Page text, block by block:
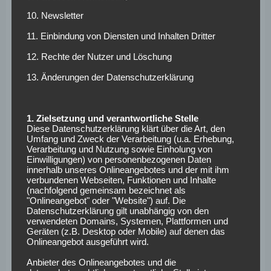
Angriff weisen die Sachsen Topwerte auf. Die Werner-Elf
13 Partien kommen die Roten Bullen auf nur 13
Gegentreffer und kassierten, bis auf die ersten beiden
Gulácsi darf der Verein außerdem einen der besten
das ist Liga-Bestwert.
Die vergangenen Partien verliefen fast ganz nach dem
Geschmack der Leipziger Fans. Am Spieltag Nummer zwölf
kam das Team in einem defensiv geprägten Duell nicht über
ein0:0gegen Borussia Mönchengladbach hinaus. Im
anschließenden Pokal-Achtelfinale traf RB auf den 1. FC
Magdeburg. Der Zweitligist ging zwar in Führung, war
aber letztendlich mit den favorisierten Leipzigern
inklusive Viertelfinaleinzug feiern. Am vergangenen
10. Newsletter
11. Einbindung von Diensten und Inhalten Dritter
12. Rechte der Nutzer und Löschung
13. Änderungen der Datenschutzerklärung
1. Zielsetzung und verantwortliche Stelle
Diese Datenschutzerklärung klärt über die Art, den
Umfang und Zweck der Verarbeitung (u.a. Erhebung,
Verarbeitung und Nutzung sowie Einholung von
Einwilligungen) von personenbezogenen Daten
innerhalb unseres Onlineangebotes und der mit ihm
verbundenen Webseiten, Funktionen und Inhalte
(nachfolgend gemeinsam bezeichnet als
"Onlineangebot" oder "Website") auf. Die
Datenschutzerklärung gilt unabhängig von den
verwendeten Domains, Systemen, Plattformen und
Geräten (z.B. Desktop oder Mobile) auf denen das
Onlineangebot ausgeführt wird.
Anbieter des Onlineangebotes und die